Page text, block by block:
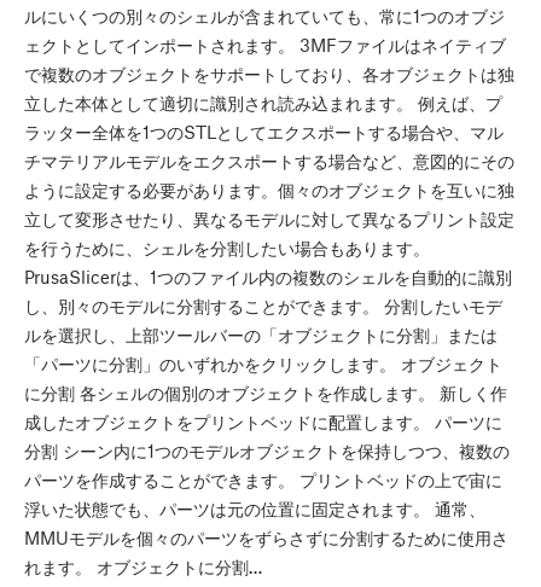
ルにいくつの別々のシェルが含まれていても、常に1つのオブジ
ェクトとしてインポートされます。 3MFファイルはネイティブ
で複数のオブジェクトをサポートしており、各オブジェクトは独
立した本体として適切に識別され読み込まれます。 例えば、プ
ラッター全体を1つのSTLとしてエクスポートする場合や、マル
チマテリアルモデルをエクスポートする場合など、意図的にその
ように設定する必要があります。個々のオブジェクトを互いに独
立して変形させたり、異なるモデルに対して異なるプリント設定
を行うために、シェルを分割したい場合もあります。
PrusaSlicerは、1つのファイル内の複数のシェルを自動的に識別
し、別々のモデルに分割することができます。 分割したいモデ
ルを選択し、上部ツールバーの「オブジェクトに分割」または
「パーツに分割」のいずれかをクリックします。 オブジェクト
に分割 各シェルの個別のオブジェクトを作成します。 新しく作
成したオブジェクトをプリントベッドに配置します。 パーツに
分割 シーン内に1つのモデルオブジェクトを保持しつつ、複数の
パーツを作成することができます。 プリントベッドの上で宙に
浮いた状態でも、パーツは元の位置に固定されます。 通常、
MMUモデルを個々のパーツをずらさずに分割するために使用さ
れます。 オブジェクトに分割…